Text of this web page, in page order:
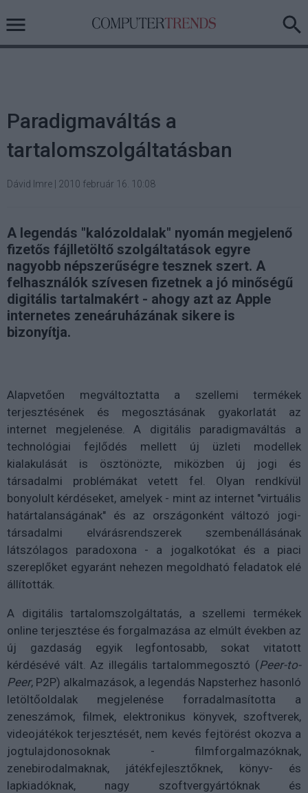
Paradigmaváltás a
tartalomszolgáltatásban
Dávid Imre 2010 február 16. 10:08
A legendás "kalózoldalak" nyomán megjelenő
fizetős fájlletöltő szolgáltatások egyre
nagyobb népszerűségre tesznek szert. A
felhasználók szívesen fizetnek a jó minőségű
digitális tartalmakért - ahogy azt az Apple
internetes zeneáruházának sikere is
bizonyítja.
Alapvetően megváltoztatta a szellemi termékek
terjesztésének és megosztásának gyakorlatát az
internet megjelenése. A digitális paradigmaváltás a
technológiai fejlődés mellett új üzleti modellek
kialakulását is ösztönözte, miközben új jogi és
társadalmi problémákat vetett fel. Olyan rendkívül
bonyolult kérdéseket, amelyek - mint az internet "virtuális
határtalanságának" és az országonként változó jogi-
társadalmi elvárásrendszerek szembenállásának
látszólagos paradoxona - a jogalkotókat és a piaci
szereplőket egyaránt nehezen megoldható feladatok elé
állították.
A digitális tartalomszolgáltatás, a szellemi termékek
online terjesztése és forgalmazása az elmúlt években az
új gazdaság egyik legfontosabb, sokat vitatott
kérdésévé vált. Az illegális tartalommegosztó (Peer-to-
Peer, P2P) alkalmazások, a legendás Napsterhez hasonló
letöltőoldalak megjelenése forradalmasította a
zeneszámok, filmek, elektronikus könyvek, szoftverek,
videojátékok terjesztését, nem kevés fejtörést okozva a
jogtulajdonosoknak - filmforgalmazóknak,
zenebirodalmaknak, játékfejlesztőknek, könyv- és
lapkiadóknak, nagy szoftvergyártóknak és